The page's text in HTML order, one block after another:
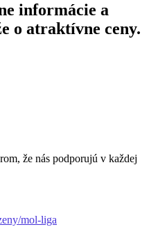
informácie a
o atraktívne ceny.
že nás podporujú v každej
mol-liga